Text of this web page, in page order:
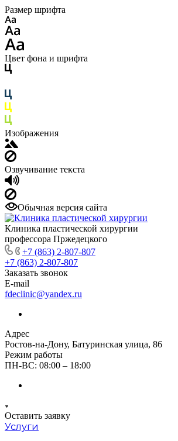
Размер шрифта
Цвет фона и шрифта
Изображения
Озвучивание текста
Обычная версия сайта
Клиника пластической хирургии
профессора Пржедецкого
+7 (863) 2-807-807
+7 (863) 2-807-807
Заказать звонок
E-mail
fdeclinic@yandex.ru
Адрес
Ростов-на-Дону, Батуринская улица, 86
Режим работы
ПН-ВС: 08:00 – 18:00
Оставить заявку
Услуги